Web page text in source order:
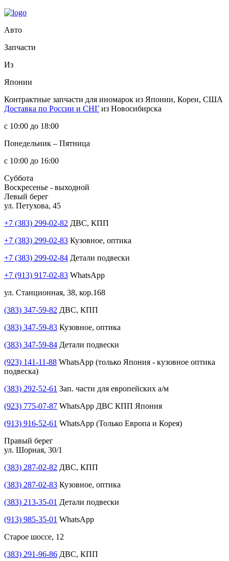
Авто
Запчасти
Из
Японии
Контрактные запчасти для иномарок из Японии, Кореи, США
Доставка по России и СНГ из Новосибирска
с 10:00 до 18:00
Понедельник – Пятница
с 10:00 до 16:00
Суббота
Воскресенье - выходной
Левый берег
ул. Петухова, 45
+7 (383) 299-02-82 ДВС, КПП
+7 (383) 299-02-83 Кузовное, оптика
+7 (383) 299-02-84 Детали подвески
+7 (913) 917-02-83 WhatsApp
ул. Станционная, 38, кор.168
(383) 347-59-82 ДВС, КПП
(383) 347-59-83 Кузовное, оптика
(383) 347-59-84 Детали подвески
(923) 141-11-88 WhatsApp (только Япония - кузовное оптика
подвеска)
(383) 292-52-61 Зап. части для европейских а/м
(923) 775-07-87 WhatsApp ДВС КПП Япония
(913) 916-52-61 WhatsApp (Только Европа и Корея)
Правый берег
ул. Шорная, 30/1
(383) 287-02-82 ДВС, КПП
(383) 287-02-83 Кузовное, оптика
(383) 213-35-01 Детали подвески
(913) 985-35-01 WhatsApp
Старое шоссе, 12
(383) 291-96-86 ДВС, КПП